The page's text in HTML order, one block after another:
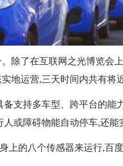
除了在互联网之光博览会
地运营,三天时间内共有将
支持多车型、跨平台的能
或障碍物能自动停车,还能
上的八个传感器来运行,百